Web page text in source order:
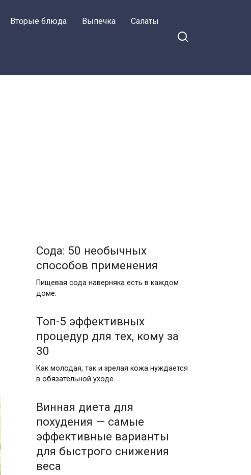
Вторые блюда Выпечка Салаты
Сода: 50 необычных
способов применения
Пищевая сода наверняка есть в каждом
доме.
Топ-5 эффективных
процедур для тех, кому за
30
Как молодая, так и зрелая кожа нуждается
в обязательной уходе.
Винная диета для
похудения — самые
эффективные варианты
для быстрого снижения
веса